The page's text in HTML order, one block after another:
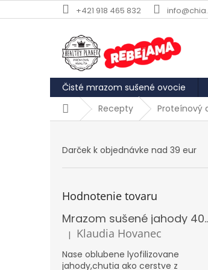
na
+421 918 465 832
Čisté mrazom sušené ovocie
DomovRecepty Proteínový
Darček k objednávke nad 39 eur
Hodnotenie tovaru
Mrazom
Hodnotenie produktu je 5 z 5
| Klaudia Hovanec
Nase oblubene lyofilizovane
jahody,chutia ako cerstve z